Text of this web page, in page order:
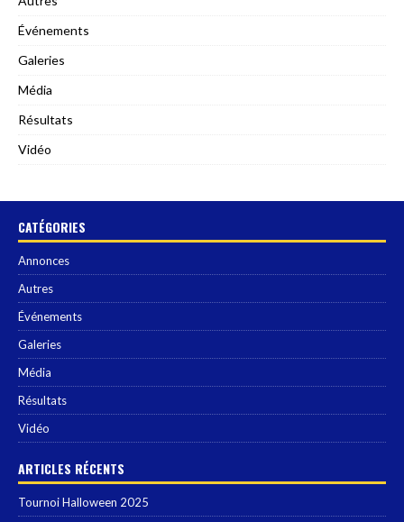
Événements
Galeries
Média
Résultats
Vidéo
CATÉGORIES
Annonces
Autres
Événements
Galeries
Média
Résultats
Vidéo
ARTICLES RÉCENTS
Tournoi Halloween 2025